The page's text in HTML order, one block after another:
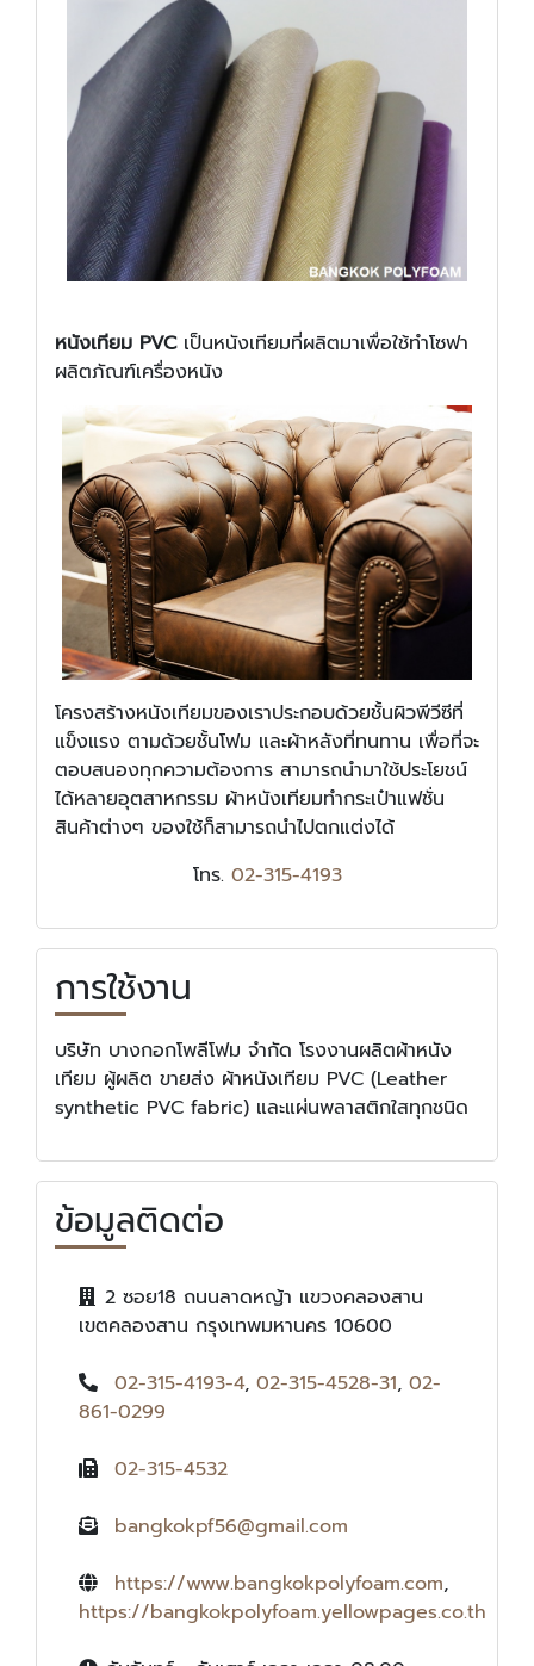
หนังเทียม PVCเป็นหนังเทียมที่ผลิตมาเพื่อใช้ทำโซฟา
ผลิตภัณฑ์เครื่องหนัง
โครงสร้างหนังเทียมของเราประกอบด้วยชั้นผิวพีวีซีที่
แข็งแรง ตามด้วยชั้นโฟม และผ้าหลังที่ทนทาน เพื่อที่จะ
ตอบสนองทุกความต้องการ สามารถนำมาใช้ประโยชน์
ได้หลายอุตสาหกรรม ผ้าหนังเทียมทำกระเป๋าแฟชั่น
สินค้าต่างๆ ของใช้ก็สามารถนำไปตกแต่งได้
โทร. 02-315-4193
การใช้งาน
บริษัท บางกอกโพลีโฟม จำกัด โรงงานผลิตผ้าหนัง
เทียม ผู้ผลิต ขายส่ง ผ้าหนังเทียม PVC (Leather
synthetic PVC fabric) และแผ่นพลาสติกใสทุกชนิด
ข้อมูลติดต่อ
2 ซอย18 ถนนลาดหญ้า แขวงคลองสาน
เขตคลองสาน กรุงเทพมหานคร 10600
02-315-4193-4, 02-315-4528-31, 02-
861-0299
02-315-4532
bangkokpf56@gmail.com
https://www.bangkokpolyfoam.com,
https://bangkokpolyfoam.yellowpages.co.th